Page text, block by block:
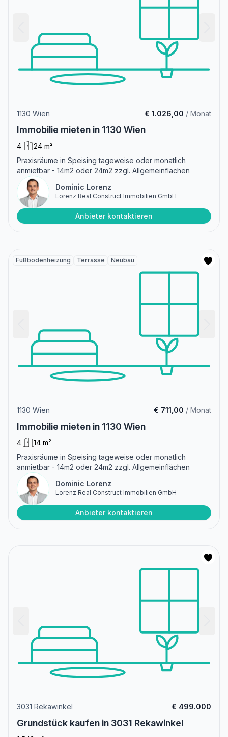
1130 Wien € 1.026,00 / Monat
Immobilie mieten in 1130 Wien
4
24 m²
Praxisräume in Speising tageweise oder monatlich
anmietbar - 14m2 oder 24m2 zzgl. Allgemeinflächen
Dominic Lorenz
Lorenz Real Construct Immobilien GmbH
Anbieter kontaktieren
Fußbodenheizung Terrasse Neubau
1130 Wien € 711,00 / Monat
Immobilie mieten in 1130 Wien
4
14 m²
Praxisräume in Speising tageweise oder monatlich
anmietbar - 14m2 oder 24m2 zzgl. Allgemeinflächen
Dominic Lorenz
Lorenz Real Construct Immobilien GmbH
Anbieter kontaktieren
3031 Rekawinkel € 499.000
Grundstück kaufen in 3031 Rekawinkel